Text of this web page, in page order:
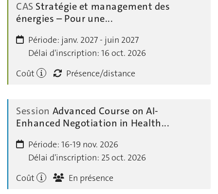
CAS Stratégie et management des
énergies – Pour une...
Période: janv. 2027 - juin 2027
Délai d'inscription: 16 oct. 2026
Coût
Présence/distance
Session Advanced Cours­e on AI-
Enhanced Negotiation in Health...
Période: 16-19 nov. 2026
Délai d'inscription: 25 oct. 2026
Coût
En présence